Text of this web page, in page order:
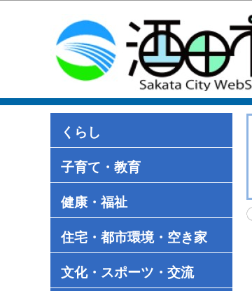
くらし
子育て・教育
健康・福祉
住宅・都市環境・空き家
文化・スポーツ・交流